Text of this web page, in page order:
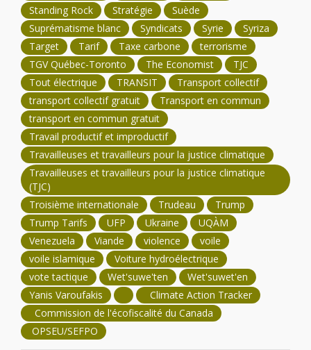
Standing Rock
Stratégie
Suède
Suprématisme blanc
Syndicats Syrie
Syriza
Target
Tarif Taxe carbone
terrorisme
TGV Québec-Toronto
The Economist
TJC
Tout électrique
TRANSIT
Transport collectif
transport collectif gratuit
Transport en commun
transport en commun gratuit
Travail productif et improductif
Travailleuses et travailleurs pour la justice climatique
Travailleuses et travailleurs pour la justice climatique
(TJC)
Troisième internationale
Trudeau
Trump
Trump Tarifs
UFP Ukraine
UQÀM
Venezuela
Viande violence
voile
voile islamique
Voiture hydroélectrique
vote tactique
Wet'suwe'ten
Wet'suwet'en
Yanis Varoufakis
Climate Action Tracker
Commission de l'écofiscalité du Canada
OPSEU/SEFPO